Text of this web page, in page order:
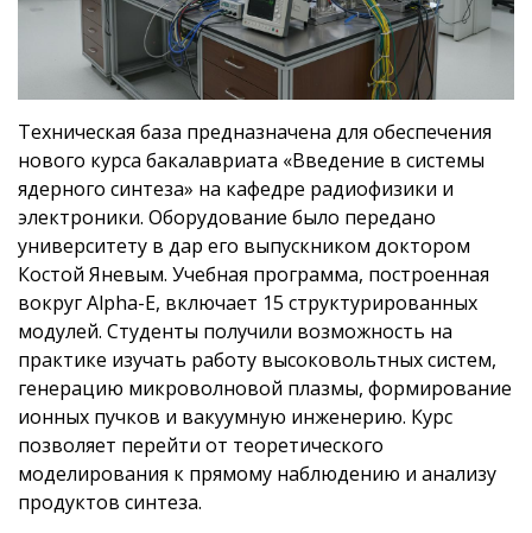
Техническая база предназначена для обеспечения
нового курса бакалавриата «Введение в системы
ядерного синтеза» на кафедре радиофизики и
электроники. Оборудование было передано
университету в дар его выпускником доктором
Костой Яневым. Учебная программа, построенная
вокруг Alpha-E, включает 15 структурированных
модулей. Студенты получили возможность на
практике изучать работу высоковольтных систем,
генерацию микроволновой плазмы, формирование
ионных пучков и вакуумную инженерию. Курс
позволяет перейти от теоретического
моделирования к прямому наблюдению и анализу
продуктов синтеза.